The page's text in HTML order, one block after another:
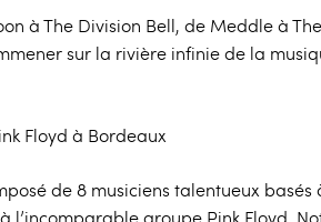
à The Division Bell, de Meddle à
sur la rivière infinie de la
Floyd à Bordeaux
de 8 musiciens talentueux basés
l’incomparable groupe Pink Floyd.